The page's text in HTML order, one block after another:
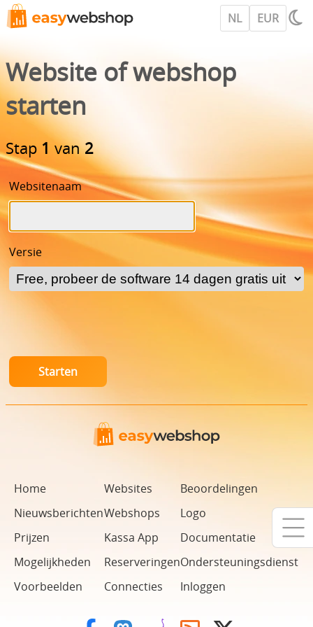
NL EUR
Website of webshop
starten
Stap 1 van2
Websitenaam
Versie
Home
Nieuwsberichten
Prijzen
Mogelijkheden
Voorbeelden
Websites
Webshops
Kassa App
Reserveringen
Connecties
Beoordelingen
Logo
Documentatie
Ondersteuningsdienst
Inloggen